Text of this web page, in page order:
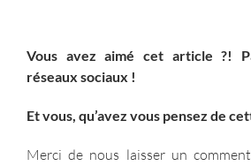
Vous avez aimé cet article ?!
réseaux sociaux !
Et vous, qu’avez vous pensez de
Merci de nous laisser un